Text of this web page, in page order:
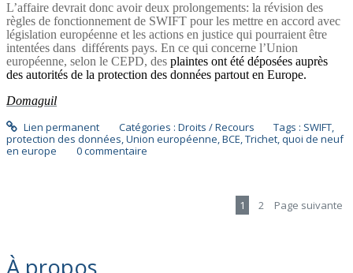
L’affaire devrait donc avoir deux prolongements: la révision des
règles de fonctionnement de SWIFT pour les mettre en accord avec
législation européenne et les actions en justice qui pourraient être
intentées dans différents pays. En ce qui concerne l’Union
européenne, selon le CEPD, desplaintes ont été déposées auprès
des autorités de la protection des données partout en Europe.
Domaguil
Lien permanent Catégories : Droits / Recours Tags : SWIFT,
protection des données,Union européenne,BCE,Trichet,quoi de neuf
en europe
0commentaire
1 2 Page suivante
À propos